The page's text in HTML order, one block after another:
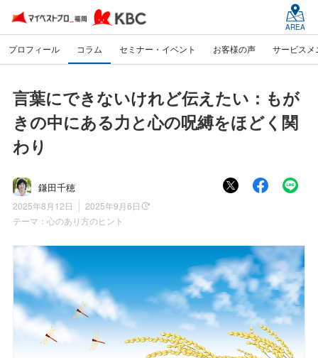
AREA
プロフィール コラム セミナー・イベント お客様の声 サービスメ
言葉にできないけれど伝えたい：もが
きの中にある力と心の呪縛をほどく関
わり
鎌田千穂
2025年8月12日
2025年9月6日
テーマ： 心のあり方のヒント